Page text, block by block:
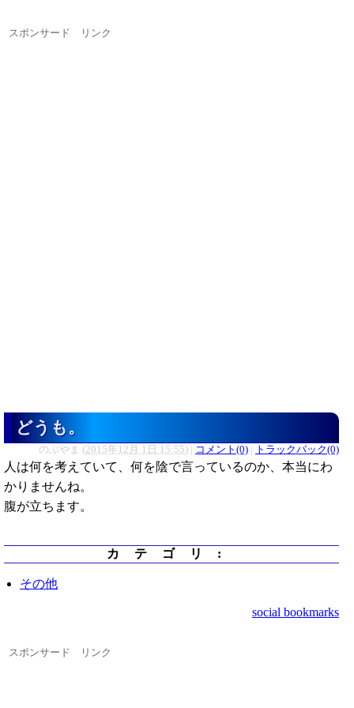
スポンサード リンク
どうも。
のぶやま (2015年12月 1日 15:55) | コメント(0) | トラックバック(0)
人は何を考えていて、何を陰で言っているのか、本当にわ
かりませんね。
腹が立ちます。
カテゴリ :
その他
social bookmarks
スポンサード リンク